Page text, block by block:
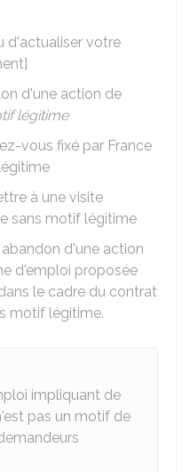
d'actualiser votre
d'une action de
légitime
vous fixé par France
à une visite
sans motif légitime
d'une action
d'emploi proposée
le cadre du contrat
motif légitime.
impliquant de
pas un motif de